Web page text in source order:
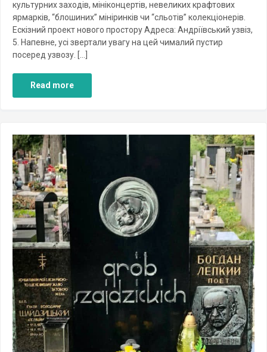
культурних заходів, мініконцертів, невеликих крафтових
ярмарків, “блошиних” мініринків чи “сльотів” колекціонерів.
Ескізний проект нового простору Адреса: Андріївський узвіз,
5. Напевне, усі звертали увагу на цей чималий пустир
посеред узвозу. […]
Read more